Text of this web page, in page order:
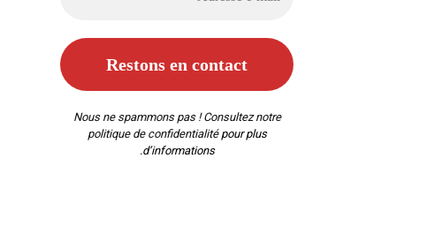
Nous ne spammons pas ! Consultez notre
politique de confidentialitépour plus
d’informations.